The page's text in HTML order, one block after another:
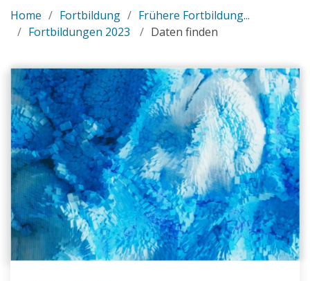
Home Fortbildung
Frühere Fortbildung...
Fortbildungen 2023
Daten finden